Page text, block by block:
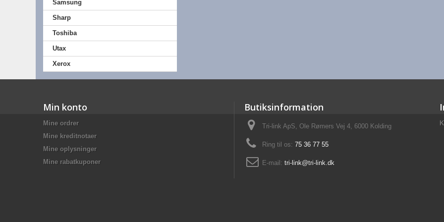
Samsung
Sharp
Toshiba
Utax
Xerox
Min konto
Mine ordrer
Mine kreditnotaer
Mine oplysninger
Mine rabatkuponer
Butiksinformation
Tri-link ApS, Ole Rømers Vej 4, 6000 Kolding
Ring til os: 75 36 77 55
E-mail: tri-link@tri-link.dk